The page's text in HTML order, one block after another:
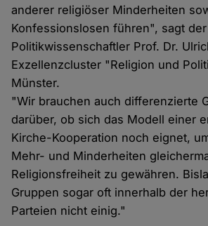
anderer religiöser Minderheiten
Konfessionslosen führen", sagt der
Politikwissenschaftler Prof. Dr.
Exzellenzcluster "Religion und
Münster.
"Wir brauchen auch differenzierte
darüber, ob sich das Modell einer
Kirche-Kooperation noch eignet,
Mehr- und Minderheiten
Religionsfreiheit zu gewähren.
Gruppen sogar oft innerhalb der
Parteien nicht einig."